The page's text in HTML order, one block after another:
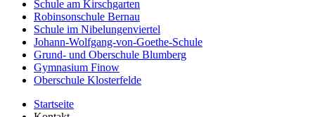
Schule am Kirschgarten
Robinsonschule Bernau
Schule im Nibelungenviertel
Johann-Wolfgang-von-Goethe-Schule
Grund- und Oberschule Blumberg
Gymnasium Finow
Oberschule Klosterfelde
Startseite